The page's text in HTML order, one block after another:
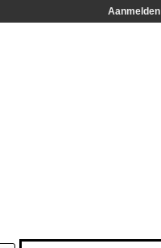
Aanmelden